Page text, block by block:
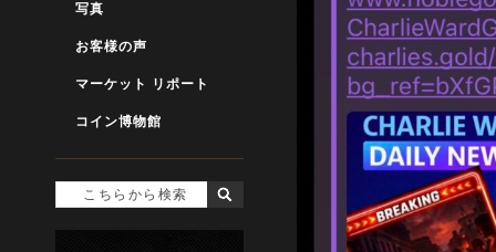
写真
お客様の声
マーケット リポート
コイン博物館